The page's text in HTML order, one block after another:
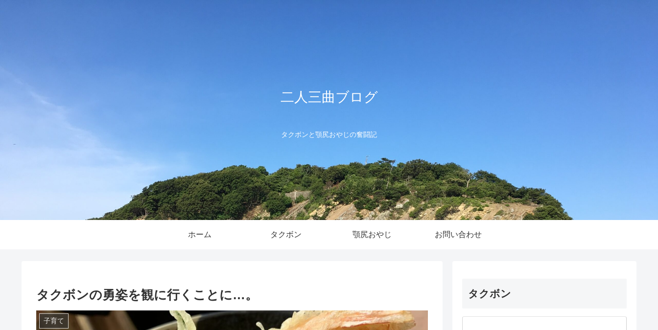
二人三曲ブログ
タクボンと顎尻おやじの奮闘記
ホーム タクボン 顎尻おやじ お問い合わせ
タクボンの勇姿を観に行くことに…。
子育て
タクボン